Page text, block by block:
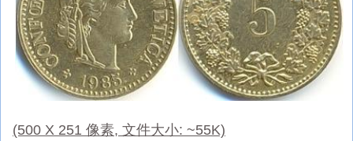
(500 X 251 像素, 文件大小: ~55K)